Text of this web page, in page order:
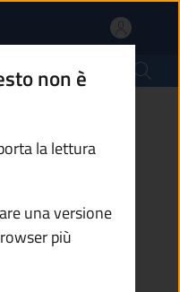
policy
scheda).
policy
non è
la lettura
una versione
più